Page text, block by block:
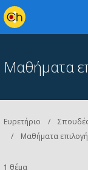
Μαθήματα
Ευρετήριο
Μαθήματα
1 θέμα